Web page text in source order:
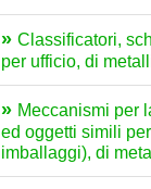
Classificatori,
per ufficio, di
Meccanismi per
ed oggetti simili
imballaggi), di